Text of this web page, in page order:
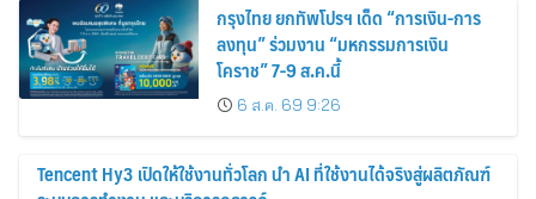
กรุงไทย ยกทัพโปรฯ เด็ด “การเงิน-การ
ลงทุน” ร่วมงาน “มหกรรมการเงิน
โคราช” 7-9 ส.ค.นี้
6 ส.ค. 69 9:26
Tencent Hy3 เปิดให้ใช้งานทั่วโลก นำ AI ที่ใช้งานได้จริงสู่ผลิตภัณฑ์